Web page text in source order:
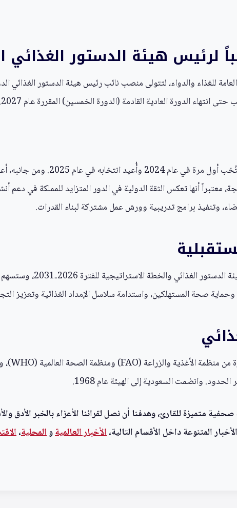
لرئيس هيئة الدستور الغذائي
الدورة العادية القادمة (الدورة الخمسين) المقررة عام 2027.
يشغل هذا المنصب حالياً خالد بن
معتبراً أنها تعكس الثقة الدولية في الدور المتزايد للمملكة في دعم
وتنفيذ برامج تدريبية وورش عمل مشتركة لبناء القدرات.
وأوضح الجضعي أن المملكة
صحة المستهلكين، واستدامة سلاسل الإمداد الغذائية وتعزيز
وانضمت السعودية إلى الهيئة عام 1968.
متميزة للقارئ، وهدفنا أن نصل لقرائنا الأعزاء بالخبر الأدق
المتنوعة داخل الأقسام التالية،الأخبار العالميةوالمحلية،